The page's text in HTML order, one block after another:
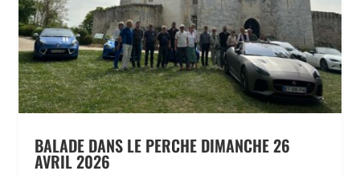
BALADE DANS LE PERCHE DIMANCHE 26
AVRIL 2026